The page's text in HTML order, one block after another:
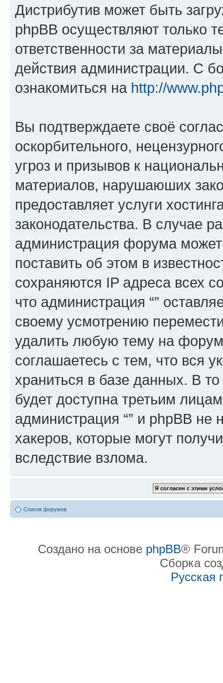
Дистрибутив может быть
phpBB осуществляют только
ответственности за
действия администрации. С
ознакомиться на http://
Вы подтверждаете своё
оскорбительного,
угроз и призывов к
материалов, нарушаюших
предоставляет услуги
законодательства. В случае
администрация форума
поставить об этом в
сохраняются IP адреса всех
что администрация “”
своему усмотрению
удалить любую тему на
соглашаетесь с тем, что вся
храниться в базе данных. В
будет доступна третьим
администрация “” и phpBB не
хакеров, которые могут
вследствие взлома.
Список форумов
Создано на основе phpBB®
Сборка
Русская